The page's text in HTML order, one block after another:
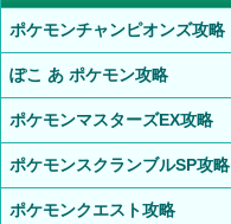
ポケモンチャンピオンズ攻略
ぽこ あ ポケモン攻略
ポケモンマスターズEX攻略
ポケモンスクランブルSP攻略
ポケモンクエスト攻略